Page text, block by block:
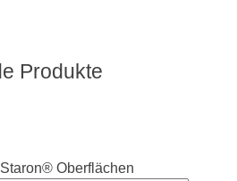
Produkte
Oberflächen